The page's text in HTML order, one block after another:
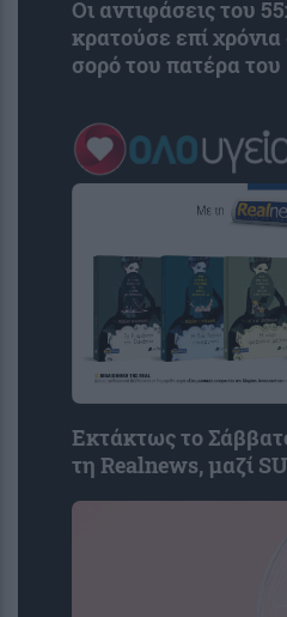
Οι αντιφάσεις του
κρατούσε επί
σορό του πατέρα του
Εκτάκτως το
τη Realnews, μαζί